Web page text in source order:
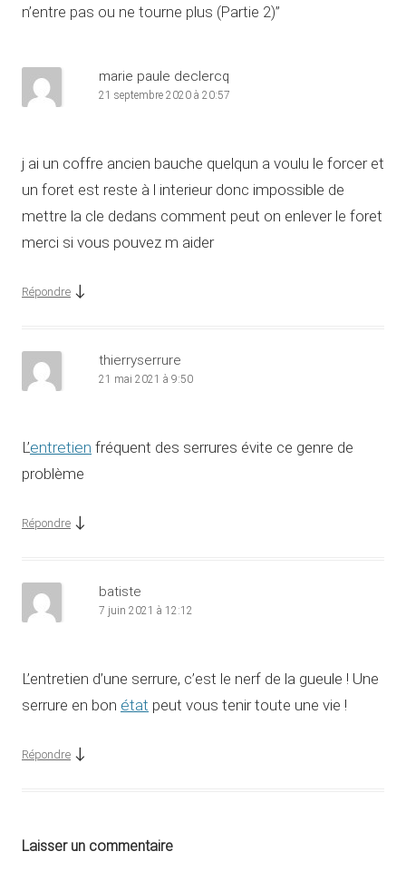
n’entre pas ou ne tourne plus (Partie 2)”
marie paule declercq
21 septembre 2020 à 20:57
j ai un coffre ancien bauche quelqun a voulu le forcer et
un foret est reste à l interieur donc impossible de
mettre la cle dedans comment peut on enlever le foret
merci si vous pouvez m aider
Répondre ↓
thierryserrure
21 mai 2021 à 9:50
L’entretien fréquent des serrures évite ce genre de
problème
Répondre ↓
batiste
7 juin 2021 à 12:12
L’entretien d’une serrure, c’est le nerf de la gueule ! Une
serrure en bon état peut vous tenir toute une vie !
Répondre ↓
Laisser un commentaire